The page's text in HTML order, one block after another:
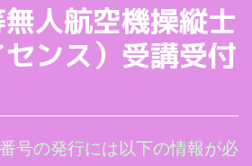
人航空機操縦士
センス）受講受付
号の発行には以下の情報が必